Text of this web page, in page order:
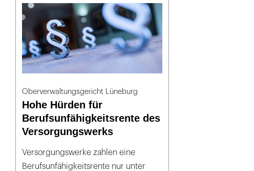
Oberverwaltungsgericht Lüneburg
Hohe Hürden für
Berufsunfähigkeitsrente des
Versorgungswerks
Versorgungswerke zahlen eine
Berufsunfähigkeitsrente nur unter